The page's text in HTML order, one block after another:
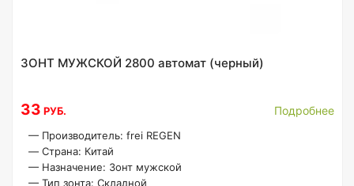
ЗОНТ МУЖСКОЙ 2800 автомат (черный)
33 РУБ. Подробнее
— Производитель: frei REGEN
— Страна: Китай
— Назначение: Зонт мужской
— Тип зонта: Складной